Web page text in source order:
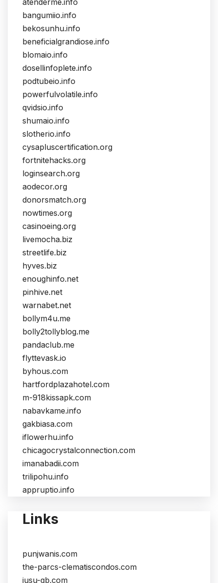
atenderme.info
bangumiio.info
bekosunhu.info
beneficialgrandiose.info
blomaio.info
dosellinfoplete.info
podtubeio.info
powerfulvolatile.info
qvidsio.info
shumaio.info
slotherio.info
cysapluscertification.org
fortnitehacks.org
loginsearch.org
aodecor.org
donorsmatch.org
nowtimes.org
casinoeing.org
livemocha.biz
streetlife.biz
hyves.biz
enoughinfo.net
pinhive.net
warnabet.net
bollym4u.me
bolly2tollyblog.me
pandaclub.me
flyttevask.io
byhous.com
hartfordplazahotel.com
m-918kissapk.com
nabavkame.info
gakbiasa.com
iflowerhu.info
chicagocrystalconnection.com
imanabadii.com
trilipohu.info
appruptio.info
Links
punjwanis.com
the-parcs-clematiscondos.com
jusu-gb.com